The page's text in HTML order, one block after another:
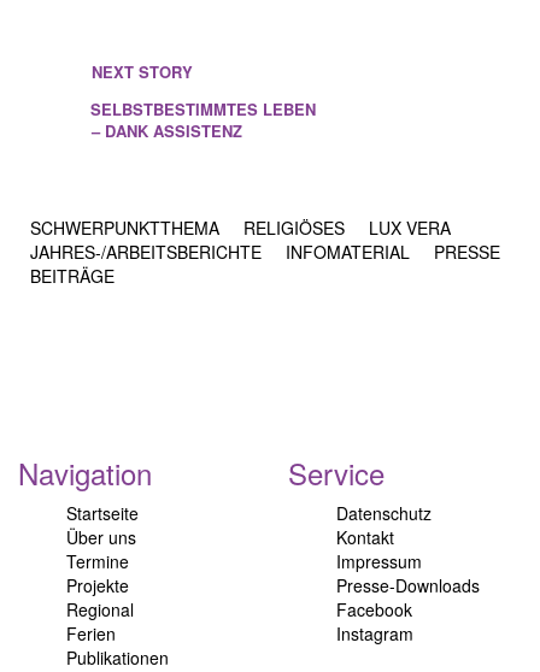
NEXT STORY
SELBSTBESTIMMTES LEBEN
– DANK ASSISTENZ
SCHWERPUNKTTHEMA RELIGIÖSES
LUX VERA
JAHRES-/​ARBEITSBERICHTE
INFOMATERIAL
PRESSE
BEITRÄGE
Navigation
Startseite
Über uns
Termine
Projekte
Regional
Ferien
Publikationen
Service
Datenschutz
Kontakt
Impressum
Presse-Downloads
Facebook
Instagram